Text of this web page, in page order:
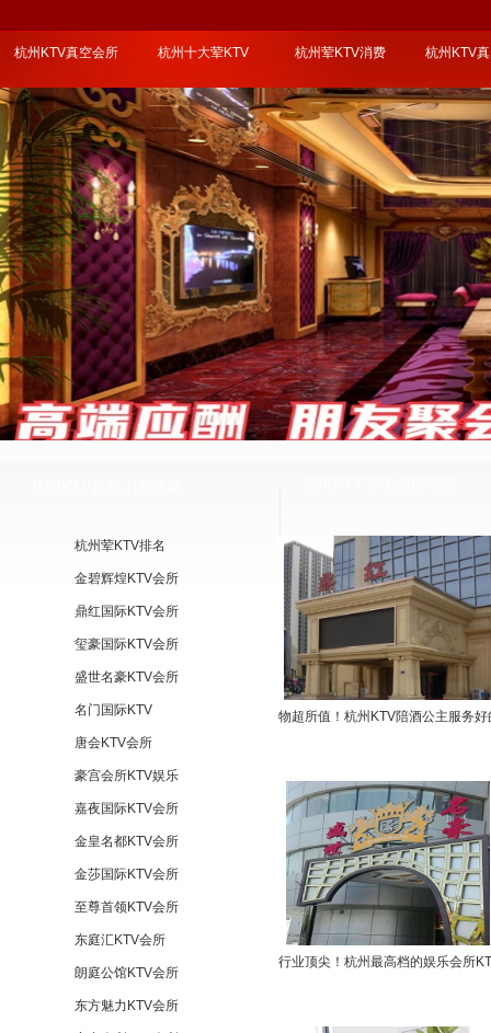
杭州KTV真空会所 杭州十大荤KTV 杭州荤KTV消费 杭州KTV
杭州荤KTV排名
金碧辉煌KTV会所
鼎红国际KTV会所
玺豪国际KTV会所
盛世名豪KTV会所
名门国际KTV
唐会KTV会所
豪宫会所KTV娱乐
嘉夜国际KTV会所
金皇名都KTV会所
金莎国际KTV会所
至尊首领KTV会所
东庭汇KTV会所
朗庭公馆KTV会所
东方魅力KTV会所
物超所值！杭州KTV陪酒公主服务好
行业顶尖！杭州最高档的娱乐会所